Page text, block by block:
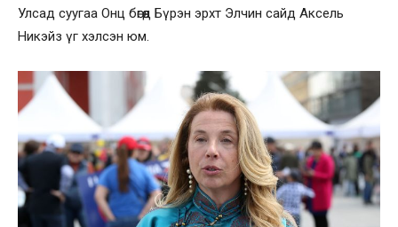
Улсад суугаа Онц бөгөөд Бүрэн эрхт Элчин сайд Аксель
Никэйз үг хэлсэн юм.